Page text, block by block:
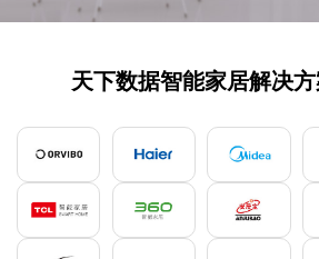
天下数据智能家居解决